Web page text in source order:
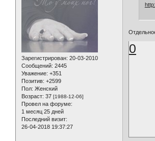
Зарегистрирован: 20-03-2010
Сообщений: 2445
Уважение: +351
Позитив: +2599
Пол: Женский
Возраст: 37 [1988-12-06]
Провел на форуме:
1 месяц 25 дней
Последний визит:
26-04-2018 19:37:27
0